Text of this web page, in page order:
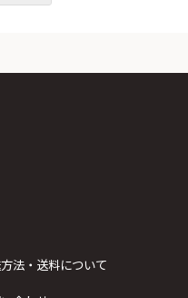
法・送料について